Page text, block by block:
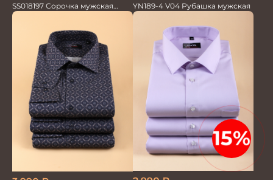
SS018197 Сорочка мужская
GROSTYLE PRIME
YN189-4 V04 Рубашка мужская
15%